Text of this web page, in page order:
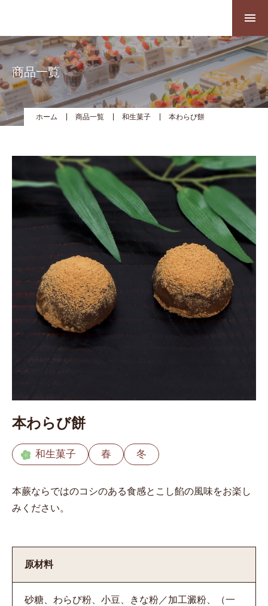
商品一覧
ホーム 商品一覧 和生菓子 本わらび餅
本わらび餅
和生菓子 春 冬
本蕨ならではのコシのある食感とこし餡の風味をお楽し
みください。
原材料
砂糖、わらび粉、小豆、きな粉／加工澱粉、（一